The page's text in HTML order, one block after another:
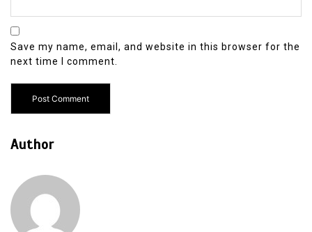
Save my name, email, and website in this browser for the
next time I comment.
Author